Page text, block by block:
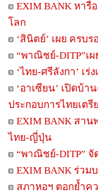
EXIM BANK หารื
โลก
‘สินิตย์’ เผย ครบ
“พาณิชย์-DITP”เ
‘ไทย-ศรีลังกา’ เร่
‘อาเซียน’ เปิดบ้า
ประกอบการไทยเต
EXIM BANK สา
ไทย-ญี่ปุ่น
“พาณิชย์-DITP” จั
EXIM BANK ร่วม
สภาหอฯ ตอกย้ำค